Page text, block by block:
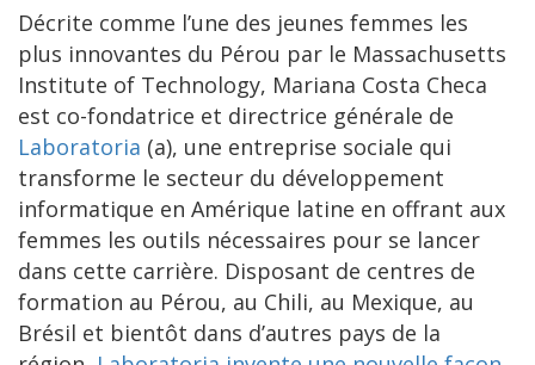
Décrite comme l’une des jeunes femmes les
plus innovantes du Pérou par le Massachusetts
Institute of Technology, Mariana Costa Checa
est co-fondatrice et directrice générale de
Laboratoria (a), une entreprise sociale qui
transforme le secteur du développement
informatique en Amérique latine en offrant aux
femmes les outils nécessaires pour se lancer
dans cette carrière. Disposant de centres de
formation au Pérou, au Chili, au Mexique, au
Brésil et bientôt dans d’autres pays de la